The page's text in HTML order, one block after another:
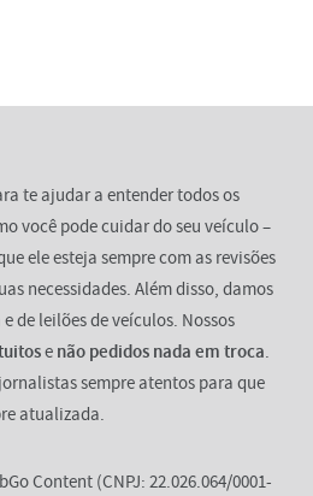
te ajudar a entender todos os
você pode cuidar do seu veículo –
ele esteja sempre com as revisões
necessidades. Além disso, damos
de leilões de veículos. Nossos
e não pedidos nada em troca.
sempre atentos para que
atualizada.
Content (CNPJ: 22.026.064/0001-